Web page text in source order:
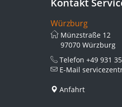
Kontakt
Würzburg
Münzstraße 12
97070 Würzburg
Telefon +49 931
E-Mail
Anfahrt